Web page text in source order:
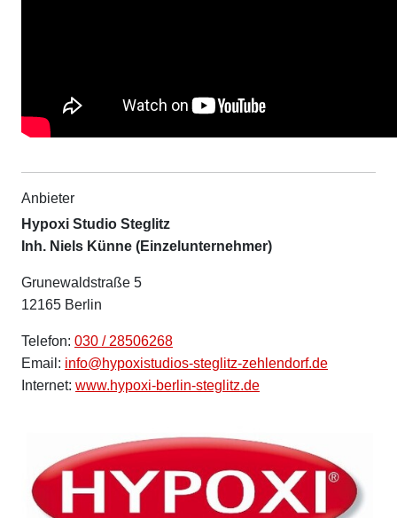
Anbieter
Hypoxi Studio Steglitz
Inh. Niels Künne (Einzelunternehmer)
Grunewaldstraße 5
12165 Berlin
Telefon: 030 / 28506268
Email: info@hypoxistudios-steglitz-zehlendorf.de
Internet: www.hypoxi-berlin-steglitz.de